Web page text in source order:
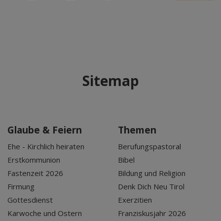
Sitemap
Glaube & Feiern
Ehe - Kirchlich heiraten
Erstkommunion
Fastenzeit 2026
Firmung
Gottesdienst
Karwoche und Ostern
Themen
Berufungspastoral
Bibel
Bildung und Religion
Denk Dich Neu Tirol
Exerzitien
Franziskusjahr 2026